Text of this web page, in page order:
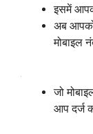
इसमें
अब
मोबाइल
जो
आप दर्ज